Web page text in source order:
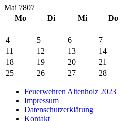
Mai 7807
Mo
Di Mi Do
4
5 6 7
11
12 13 14
18
19 20 21
25
26 27 28
Feuerwehren Altenholz 2023
Impressum
Datenschutzerklärung
Kontakt